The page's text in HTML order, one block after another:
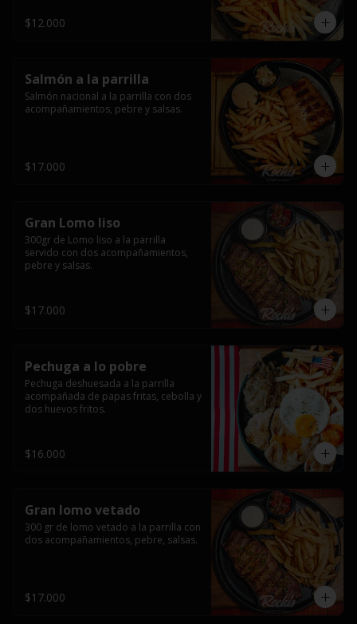
$12.000
Salmón a la parrilla
Salmón nacional a la parrilla con dos
acompañamientos, pebre y salsas.
$17.000
Gran Lomo liso
300gr de Lomo liso a la parrilla
servido con dos acompañamientos,
pebre y salsas.
$17.000
Pechuga a lo pobre
Pechuga deshuesada a la parrilla
acompañada de papas fritas, cebolla y
dos huevos fritos.
$16.000
Gran lomo vetado
300 gr de lomo vetado a la parrilla con
dos acompañamientos, pebre, salsas.
$17.000